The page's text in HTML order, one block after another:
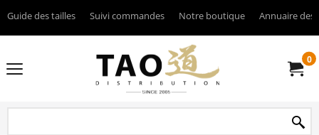
Guide des tailles Suivi commandes Notre boutique Annuaire des
0